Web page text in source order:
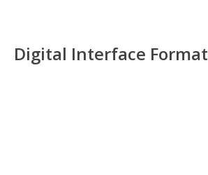
Digital Interface Format